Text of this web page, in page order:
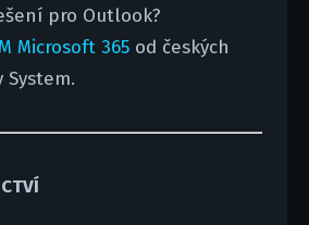
pro Outlook?
Microsoft 365od českých
System.